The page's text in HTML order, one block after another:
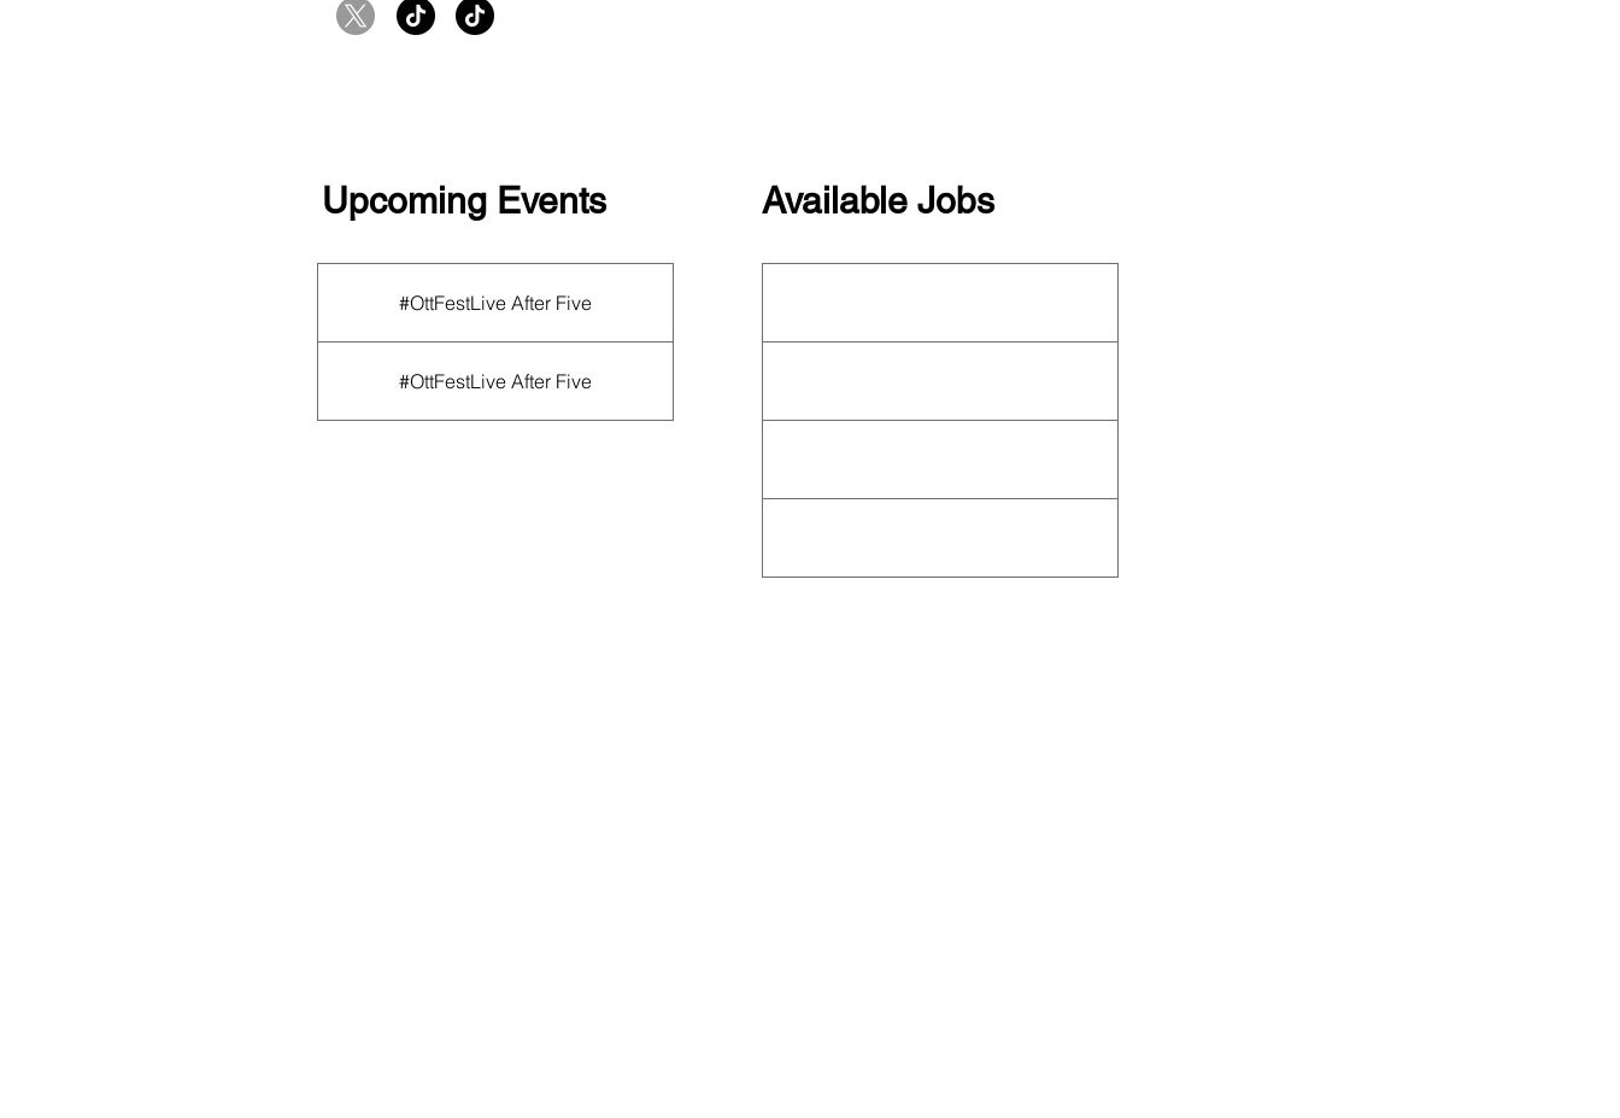
Upcoming Events
event! Check out the fullOFN Calendar
#OttFestLive After Five
#OttFestLive After Five
Available Jobs